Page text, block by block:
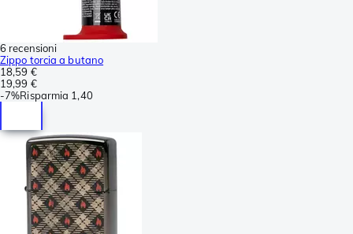
6 recensioni
Zippo torcia a butano
18,59 €
19,99 €
-7%Risparmia 1,40